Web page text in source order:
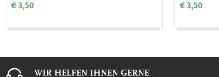
€ 3,50 € 3,50
WIR HELFEN IHNEN GERNE